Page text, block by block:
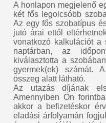
A honlapon megjelenő
két fős legolcsóbb
Az egy fős szobatípus
jutó árai ettől
vonatkozó kalkulációt
naptárban, az
kiválasztotta a
gyermek(ek) számát.
összeg alatt látható.
Az utazás díjának
Amennyiben Ön
akkor a befizetéskor
eladási árfolyamán